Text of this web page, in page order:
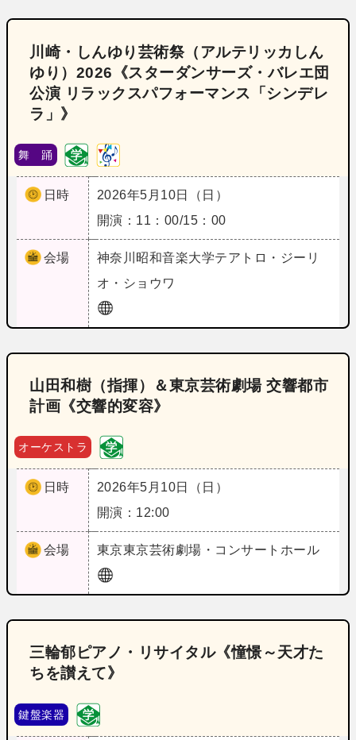
川崎・しんゆり芸術祭（アルテリッカしん
ゆり）2026《スターダンサーズ・バレエ団
公演 リラックスパフォーマンス「シンデレ
ラ」》
舞 踊
日時
2026年5月10日（日）
開演：11：00/15：00
会場 神奈川 昭和音楽大学テアトロ・ジーリ
オ・ショウワ
山田和樹（指揮）＆東京芸術劇場 交響都市
計画《交響的変容》
オーケストラ
日時
2026年5月10日（日）
開演：12:00
会場 東京東京芸術劇場・コンサートホール
三輪郁ピアノ・リサイタル《憧憬～天才た
ちを讃えて》
鍵盤楽器